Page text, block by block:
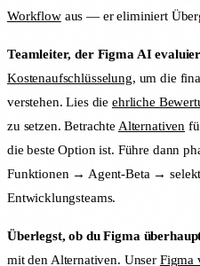
Workflowaus — er eliminiert
Teamleiter, der Figma AI
Kostenaufschlüsselung, um die
verstehen. Lies die ehrliche
zu setzen. Betrachte Alternativen
die beste Option ist. Führe dann
Funktionen → Agent-Beta →
Entwicklungsteams.
Überlegst, ob du Figma
mit den Alternativen. Unser Figma